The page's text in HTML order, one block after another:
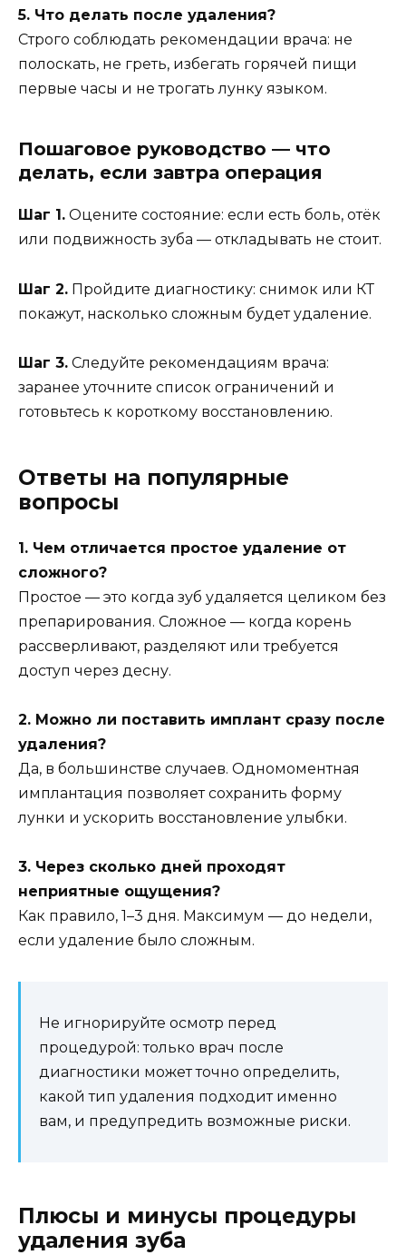
5. Что делать после удаления?
Строго соблюдать рекомендации врача: не
полоскать, не греть, избегать горячей пищи
первые часы и не трогать лунку языком.
Пошаговое руководство — что
делать, если завтра операция
Шаг 1. Оцените состояние: если есть боль, отёк
или подвижность зуба — откладывать не стоит.
Шаг 2. Пройдите диагностику: снимок или КТ
покажут, насколько сложным будет удаление.
Шаг 3. Следуйте рекомендациям врача:
заранее уточните список ограничений и
готовьтесь к короткому восстановлению.
Ответы на популярные
вопросы
1. Чем отличается простое удаление от
сложного?
Простое — это когда зуб удаляется целиком без
препарирования. Сложное — когда корень
рассверливают, разделяют или требуется
доступ через десну.
2. Можно ли поставить имплант сразу после
удаления?
Да, в большинстве случаев. Одномоментная
имплантация позволяет сохранить форму
лунки и ускорить восстановление улыбки.
3. Через сколько дней проходят
неприятные ощущения?
Как правило, 1–3 дня. Максимум — до недели,
если удаление было сложным.
Не игнорируйте осмотр перед
процедурой: только врач после
диагностики может точно определить,
какой тип удаления подходит именно
вам, и предупредить возможные риски.
Плюсы и минусы процедуры
удаления зуба